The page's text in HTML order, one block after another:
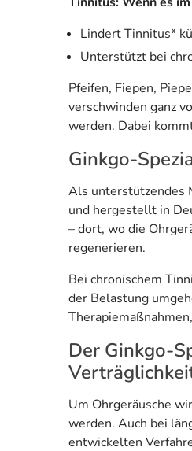
Lindert Tinnitus*
Unterstützt bei
Pfeifen, Fiepen,
verschwinden ganz
werden. Dabei
Ginkgo-
Als unterstützendes
und hergestellt in
– dort, wo die
regenerieren.
Bei chronischem
der Belastung
Der Ginkgo-
Um Ohrgeräusche
werden. Auch bei
entwickelten